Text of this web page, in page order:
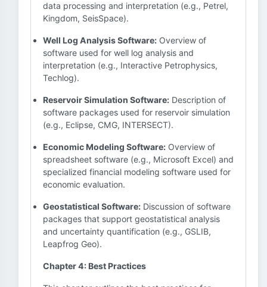
data processing and interpretation (e.g., Petrel,
Kingdom, SeisSpace).
Well Log Analysis Software: Overview of
software used for well log analysis and
interpretation (e.g., Interactive Petrophysics,
Techlog).
Reservoir Simulation Software: Description of
software packages used for reservoir simulation
(e.g., Eclipse, CMG, INTERSECT).
Economic Modeling Software: Overview of
spreadsheet software (e.g., Microsoft Excel) and
specialized financial modeling software used for
economic evaluation.
Geostatistical Software: Discussion of software
packages that support geostatistical analysis
and uncertainty quantification (e.g., GSLIB,
Leapfrog Geo).
Chapter 4: Best Practices